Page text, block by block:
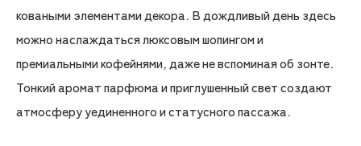
коваными элементами декора. В дождливый день здесь
можно наслаждаться люксовым шопингом и
премиальными кофейнями, даже не вспоминая об зонте.
Тонкий аромат парфюма и приглушенный свет создают
атмосферу уединенного и статусного пассажа.